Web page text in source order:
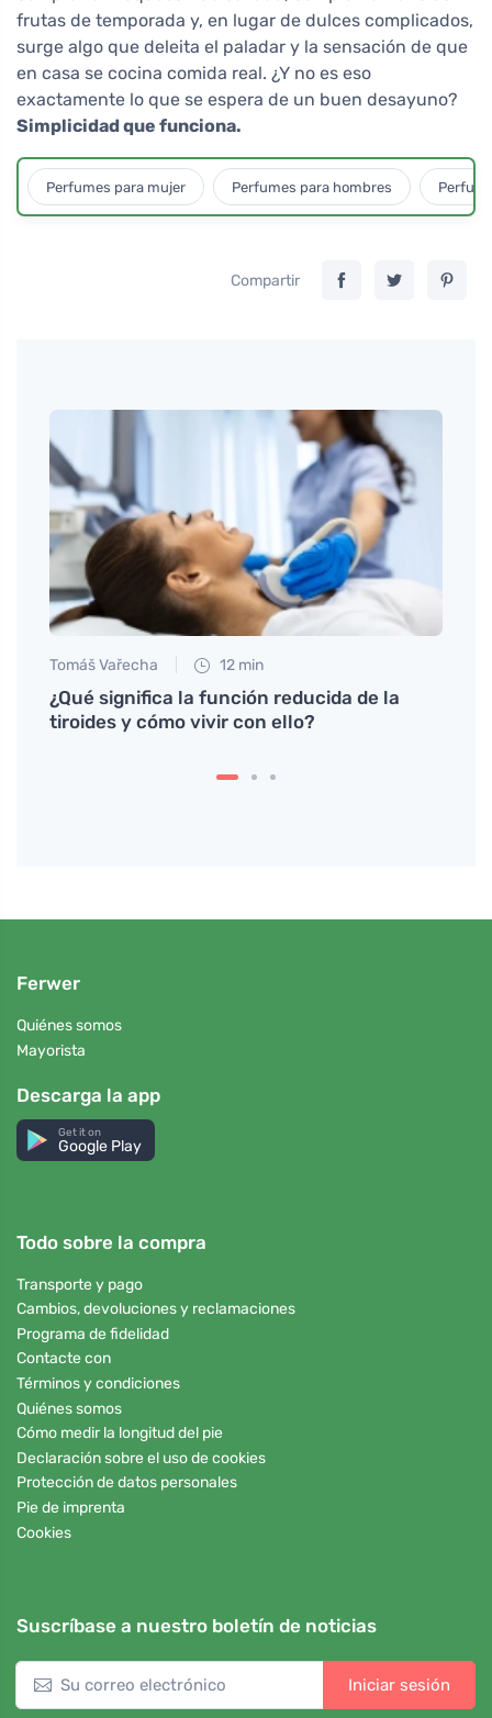
frutas de temporada y, en lugar de dulces complicados,
surge algo que deleita el paladar y la sensación de que
en casa se cocina comida real. ¿Y no es eso
exactamente lo que se espera de un buen desayuno?
Simplicidad que funciona.
Perfumes para mujer Perfumes para hombres
Compartir
Tomáš Vařecha 12 min
¿Qué significa la función reducida de la
tiroides y cómo vivir con ello?
Ferwer
Quiénes somos
Mayorista
Descarga la app
Get it on
Google Play
Todo sobre la compra
Transporte y pago
Cambios, devoluciones y reclamaciones
Programa de fidelidad
Contacte con
Términos y condiciones
Quiénes somos
Cómo medir la longitud del pie
Declaración sobre el uso de cookies
Protección de datos personales
Pie de imprenta
Cookies
Suscríbase a nuestro boletín de noticias
Iniciar sesión